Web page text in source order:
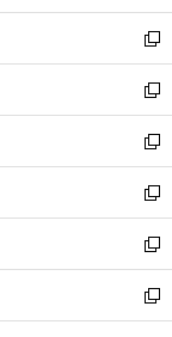
開
く
ウ
で
開
く
ン
ド
ウ
で
開
く
新
し
い
ウ
ィ
ン
ド
ウ
で
開
く
新
し
い
ウ
ィ
ン
ド
ウ
で
開
新
し
い
ウ
ィ
ン
ド
ウ
新
し
い
ウ
ィ
ン
新
し
い
ウ
新
し